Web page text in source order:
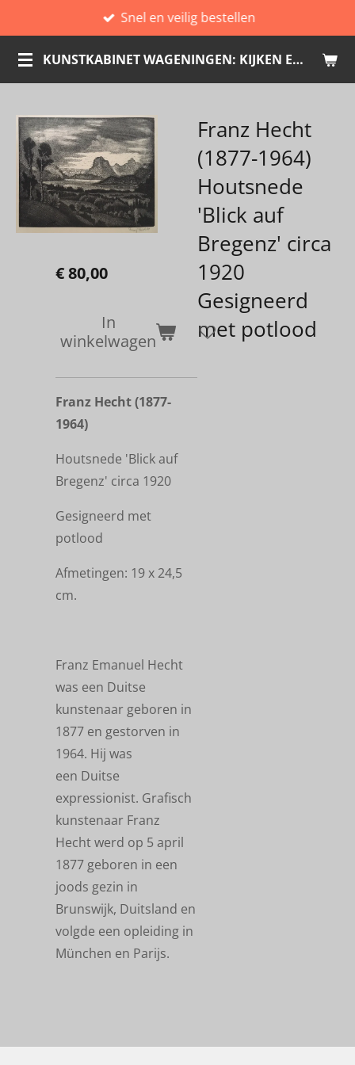
direct
naar
de
KUNSTKABINET WAGENINGEN: KIJKEN EN KOPEN
Snel en veilig bestellen
Franz Hecht
(1877-1964)
Houtsnede
'Blick auf
Bregenz' circa
1920
Gesigneerd
met potlood
€ 80,00
In
winkelwagen
Franz Hecht (1877-
1964)
Houtsnede 'Blick auf
Bregenz' circa 1920
Gesigneerd met
potlood
Afmetingen: 19 x 24,5
cm.
Franz Emanuel Hecht
was een Duitse
kunstenaar geboren in
1877 en gestorven in
1964. Hij was
een Duitse
expressionist. Grafisch
kunstenaar Franz
Hecht werd op 5 april
1877 geboren in een
joods gezin in
Brunswijk, Duitsland en
volgde een opleiding in
München en Parijs.